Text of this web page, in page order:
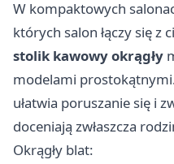
W kompaktowych
których salon łączy się z
stolik kawowy okrągły
modelami
ułatwia poruszanie się i
doceniają zwłaszcza
Okrągły blat: